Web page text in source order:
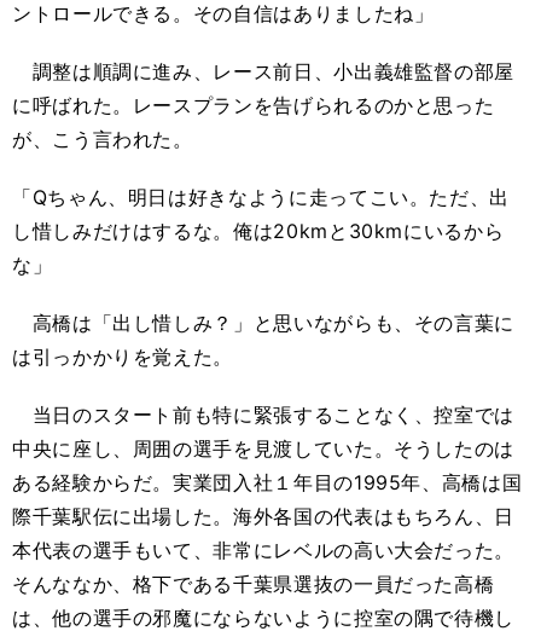
ントロールできる。その自信はありましたね」
調整は順調に進み、レース前日、小出義雄監督の部屋
に呼ばれた。レースプランを告げられるのかと思った
が、こう言われた。
「Qちゃん、明日は好きなように走ってこい。ただ、出
し惜しみだけはするな。俺は20kmと30kmにいるから
な」
高橋は「出し惜しみ？」と思いながらも、その言葉に
は引っかかりを覚えた。
当日のスタート前も特に緊張することなく、控室では
中央に座し、周囲の選手を見渡していた。そうしたのは
ある経験からだ。実業団入社１年目の1995年、高橋は国
際千葉駅伝に出場した。海外各国の代表はもちろん、日
本代表の選手もいて、非常にレベルの高い大会だった。
そんななか、格下である千葉県選抜の一員だった高橋
は、他の選手の邪魔にならないように控室の隅で待機し